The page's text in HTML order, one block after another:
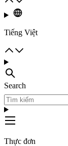
Tiếng Việt
Search
Thực đơn